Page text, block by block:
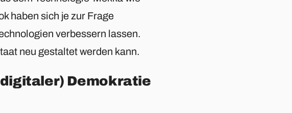
haben sich je zur Frage
verbessern lassen.
neu gestaltet werden kann.
Demokratie